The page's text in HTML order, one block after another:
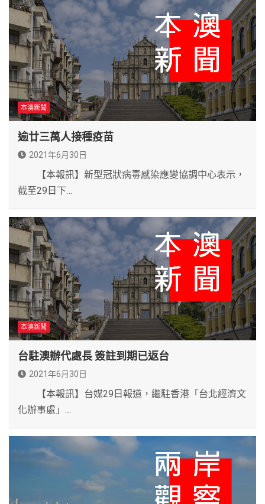
本澳新聞
逾廿三萬人接種疫苗
2021年6月30日
【本報訊】新型冠狀病毒感染應變協調中心表示，
截至29日下…
本澳新聞
台駐澳辦代處長 簽註到期已返台
2021年6月30日
【本報訊】台媒29日報道，繼駐香港「台北經濟文
化辦事處」…